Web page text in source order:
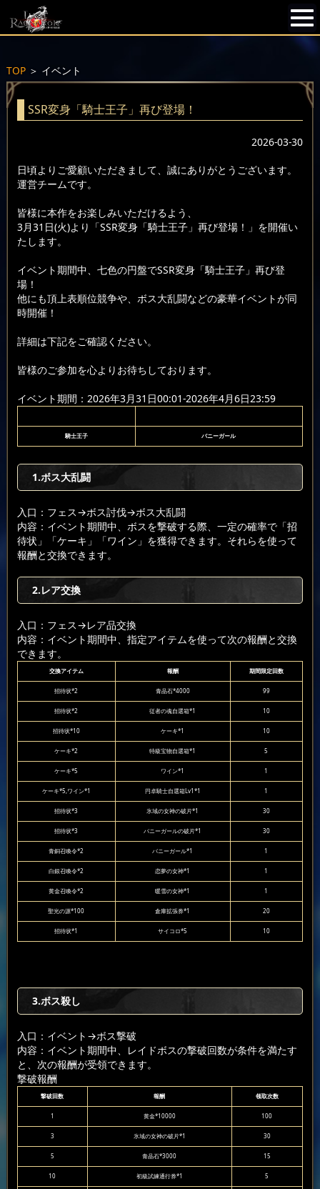
TOP＞ イベント
SSR変身「騎士王子」再び登場！
2026-03-30
日頃よりご愛顧いただきまして、誠にありがとうございます。
運営チームです。
皆様に本作をお楽しみいただけるよう、
3月31日(火)より「SSR変身「騎士王子」再び登場！」を開催い
たします。
イベント期間中、七色の円盤でSSR変身「騎士王子」再び登
場！
他にも頂上表順位競争や、ボス大乱闘などの豪華イベントが同
時開催！
詳細は下記をご確認ください。
皆様のご参加を心よりお待ちしております。
イベント期間：2026年3月31日00:01-2026年4月6日23:59
騎士王子 バニーガール
1.ボス大乱闘
入口：フェス→ボス討伐→ボス大乱闘
内容：イベント期間中、ボスを撃破する際、一定の確率で「招
待状」「ケーキ」「ワイン」を獲得できます。それらを使って
報酬と交換できます。
2.レア交換
入口：フェス→レア品交換
内容：イベント期間中、指定アイテムを使って次の報酬と交換
できます。
交換アイテム 報酬 期間限定回数
招待状*2 青晶石*4000 99
招待状*2 従者の魂自選箱*1 10
招待状*10 ケーキ*1 10
ケーキ*2 特級宝物自選箱*1 5
ケーキ*5 ワイン*1 1
ケーキ*5,ワイン*1 円卓騎士自選箱Lv1*1 1
招待状*3 氷域の女神の破片*1 30
招待状*3 バニーガールの破片*1 30
青銅召喚令*2 バニーガール*1 1
白銀召喚令*2 恋夢の女神*1 1
黄金召喚令*2 暖雪の女神*1 1
聖光の源*100 倉庫拡張券*1 20
招待状*1 サイコロ*5 10
3.ボス殺し
入口：イベント →ボス撃破
内容：イベント期間中、レイドボスの撃破回数が条件を満たす
と、次の報酬が受領できます。
撃破報酬
撃破回数 報酬 领取次数
1 黄金*10000 100
3 氷域の女神の破片*1 30
5 青晶石*3000 15
10 初級試練通行券*1 5